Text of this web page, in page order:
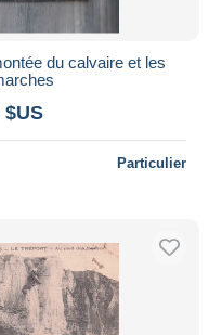
du calvaire et les
$US
Particulier